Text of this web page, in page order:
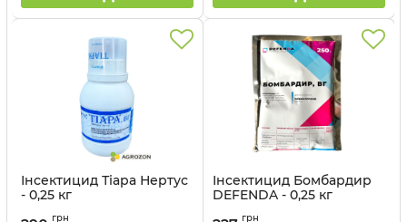
Інсектицид Тіара Нертус
- 0,25 кг
грн
Інсектицид Бомбардир
DEFENDA - 0,25 кг
грн